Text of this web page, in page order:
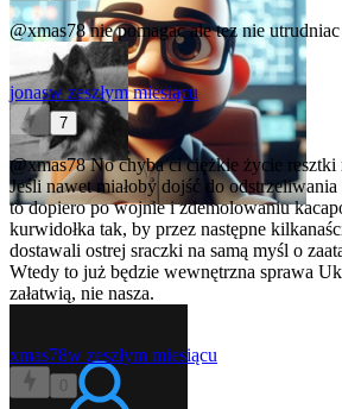
@xmas78nie pomagac ale tez nie utrudniac
jonasw zeszłym miesiącu
7
@xmas78No chyba ci ciężkie życie resztki
Jeśli nawet miałoby dojść do
to dopiero po wojnie i zdemolowaniu
kurwidołka tak, by przez następne
dostawali ostrej sraczki na samą myśl o
Wtedy to już będzie wewnętrzna sprawa
załatwią, nie nasza.
xmas78w zeszłym miesiącu
0